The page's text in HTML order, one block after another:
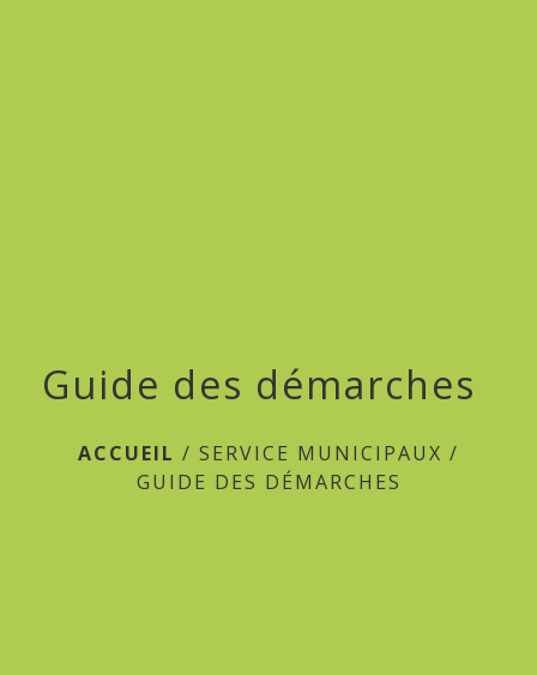
Guide des démarches
ACCUEIL / SERVICE MUNICIPAUX /
GUIDE DES DÉMARCHES